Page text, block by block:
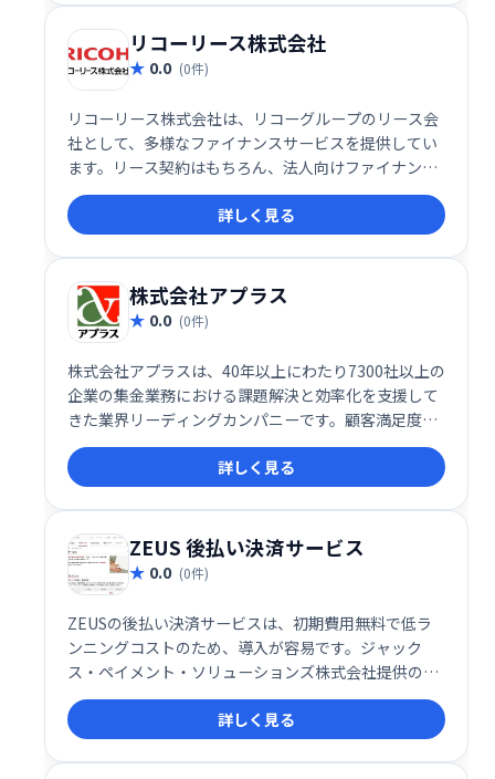
リコーリース株式会社
0.0 (0件)
リコーリース株式会社は、リコーグループのリース会
社として、多様なファイナンスサービスを提供してい
ます。リース契約はもちろん、法人向けファイナン
ス、集金代行サービス、個人ローンなど、お客様のニ
ーズに合わせた幅広いサービスをご用意しておりま
す。事業規模や目的に最適なプランを選択でき、スム
ーズな資金調達をサポートいたします。お気軽にご相
談ください。
詳しく見る
株式会社アプラス
0.0 (0件)
株式会社アプラスは、40年以上にわたり7300社以上の
企業の集金業務における課題解決と効率化を支援して
きた業界リーディングカンパニーです。顧客満足度を
追求し、業界最大級の年間決済数を誇ります。集金業
務の最適化でお困りの企業様は、ぜひアプラスにご相
談ください。
詳しく見る
ZEUS 後払い決済サービス
0.0 (0件)
ZEUSの後払い決済サービスは、初期費用無料で低ラ
ンニングコストのため、導入が容易です。ジャック
ス・ペイメント・ソリューションズ株式会社提供の
「ATODENE」を活用し、スムーズな後払い決済を実
現します。お客様にとって負担の少ない導入で、売上
拡大を目指せます。
詳しく見る